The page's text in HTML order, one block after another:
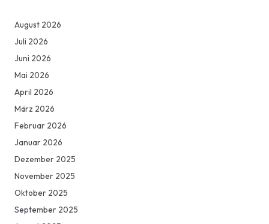
August 2026
Juli 2026
Juni 2026
Mai 2026
April 2026
März 2026
Februar 2026
Januar 2026
Dezember 2025
November 2025
Oktober 2025
September 2025